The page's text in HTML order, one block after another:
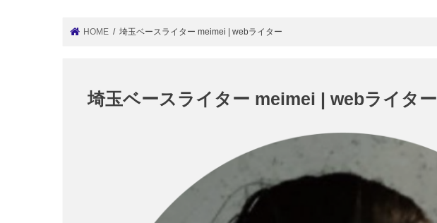
HOME 埼玉ベースライター meimei | webライター
埼玉ベースライター meimei | webライター